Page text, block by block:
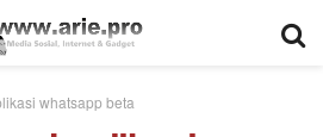
whatsapp beta